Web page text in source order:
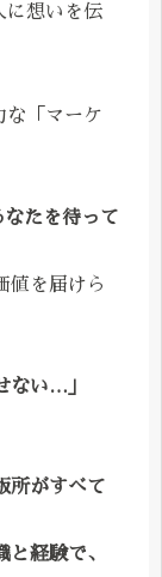
に想いを伝
な「マーケ
たを待って
値を届けら
ない…」
所がすべて
経験で、